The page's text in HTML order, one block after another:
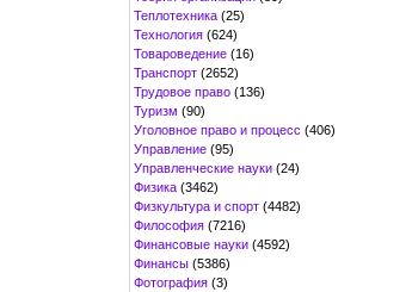
Теплотехника (25)
Технология (624)
Товароведение (16)
Транспорт (2652)
Трудовое право (136)
Туризм (90)
Уголовное право и процесс (406)
Управление (95)
Управленческие науки (24)
Физика (3462)
Физкультура и спорт (4482)
Философия (7216)
Финансовые науки (4592)
Финансы (5386)
Фотография (3)